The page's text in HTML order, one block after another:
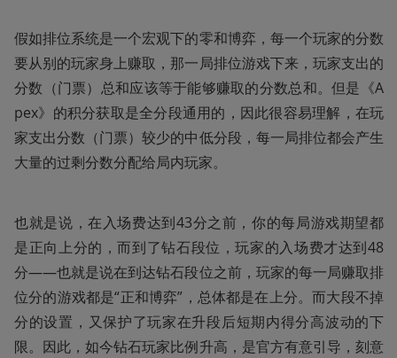
假如排位系统是一个宏观下的零和博弈，每一个玩家的分数
要从别的玩家身上赚取，那一局排位游戏下来，玩家支出的
分数（门票）总和应该等于能够赚取的分数总和。但是《A
pex》的积分获取是全分段通用的，因此很容易理解，在玩
家支出分数（门票）较少的中低分段，每一局排位都会产生
大量的过剩分数分配给局内玩家。
也就是说，在入场费达到43分之前，你的每局游戏期望都
是正向上分的，而到了钻石段位，玩家的入场费才达到48
分——也就是说在到达钻石段位之前，玩家的每一局赚取排
位分的游戏都是“正和博弈”，总体都是在上分。而大段不掉
分的设置，又保护了玩家在升段后短期内得分高波动的下
限。因此，如今钻石玩家比例升高，是官方有意引导，刻意